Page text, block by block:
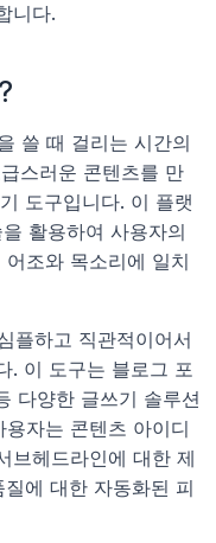
니다.
쓸 때 걸리는 시간의
스러운 콘텐츠를 만
도구입니다. 이 플랫
활용하여 사용자의
조와 목소리에 일치
플하고 직관적이어서
. 이 도구는 블로그 포
다양한 글쓰기 솔루션
자는 콘텐츠 아이디
브헤드라인에 대한 제
에 대한 자동화된 피